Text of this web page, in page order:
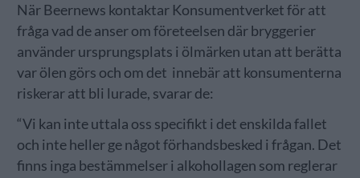
När Beernews kontaktar Konsumentverket för att
fråga vad de anser om företeelsen där bryggerier
använder ursprungsplats i ölmärken utan att berätta
var ölen görs och om det innebär att konsumenterna
riskerar att bli lurade, svarar de:
“Vi kan inte uttala oss specifikt i det enskilda fallet
och inte heller ge något förhandsbesked i frågan. Det
finns inga bestämmelser i alkohollagen som reglerar